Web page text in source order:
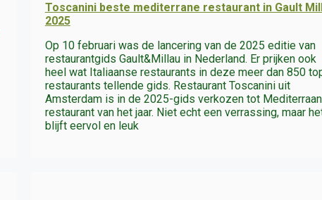
Toscanini beste mediterrane restaurant in Gault
2025
Op 10 februari was de lancering van de 2025 editie van
restaurantgids Gault&Millau in Nederland. Er prijken ook
heel wat Italiaanse restaurants in deze meer dan 850
restaurants tellende gids. Restaurant Toscanini uit
Amsterdam is in de 2025-gids verkozen tot Mediterraan
restaurant van het jaar. Niet echt een verrassing, maar
blijft eervol en leuk